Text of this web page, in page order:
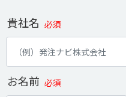
貴社名 必須
お名前 必須